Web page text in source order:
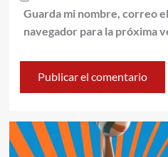
Guarda mi nombre, correo
navegador para la próxima